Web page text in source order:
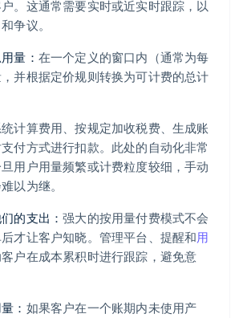
。这通常需要实时或近实时跟踪，以
争议。
量： 在一个定义的窗口内（通常为每
并根据定价规则转换为可计费的总计
计算费用、按规定加收税费、生成账
付方式进行扣款。此处的自动化非常
用户用量频繁或计费粒度较细，手动
以为继。
的支出：强大的按用量付费模式不会
才让客户知晓。管理平台、提醒和用
户在成本累积时进行跟踪，避免意
： 如果客户在一个账期内未使用产